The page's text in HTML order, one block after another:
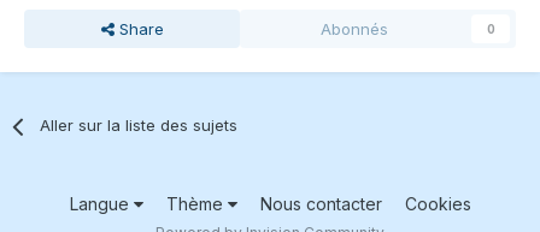
Share Abonnés 0
Aller sur la liste des sujets
Langue Thème Nous contacter Cookies